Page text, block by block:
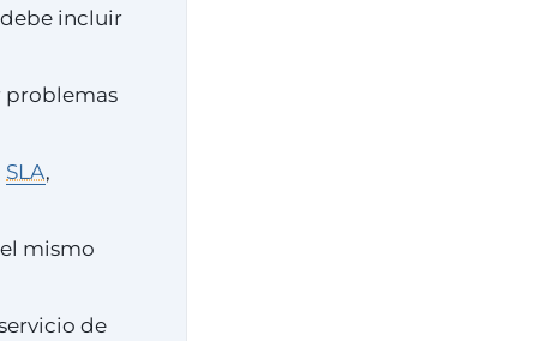
incluir
problemas
SLA,
mismo
de